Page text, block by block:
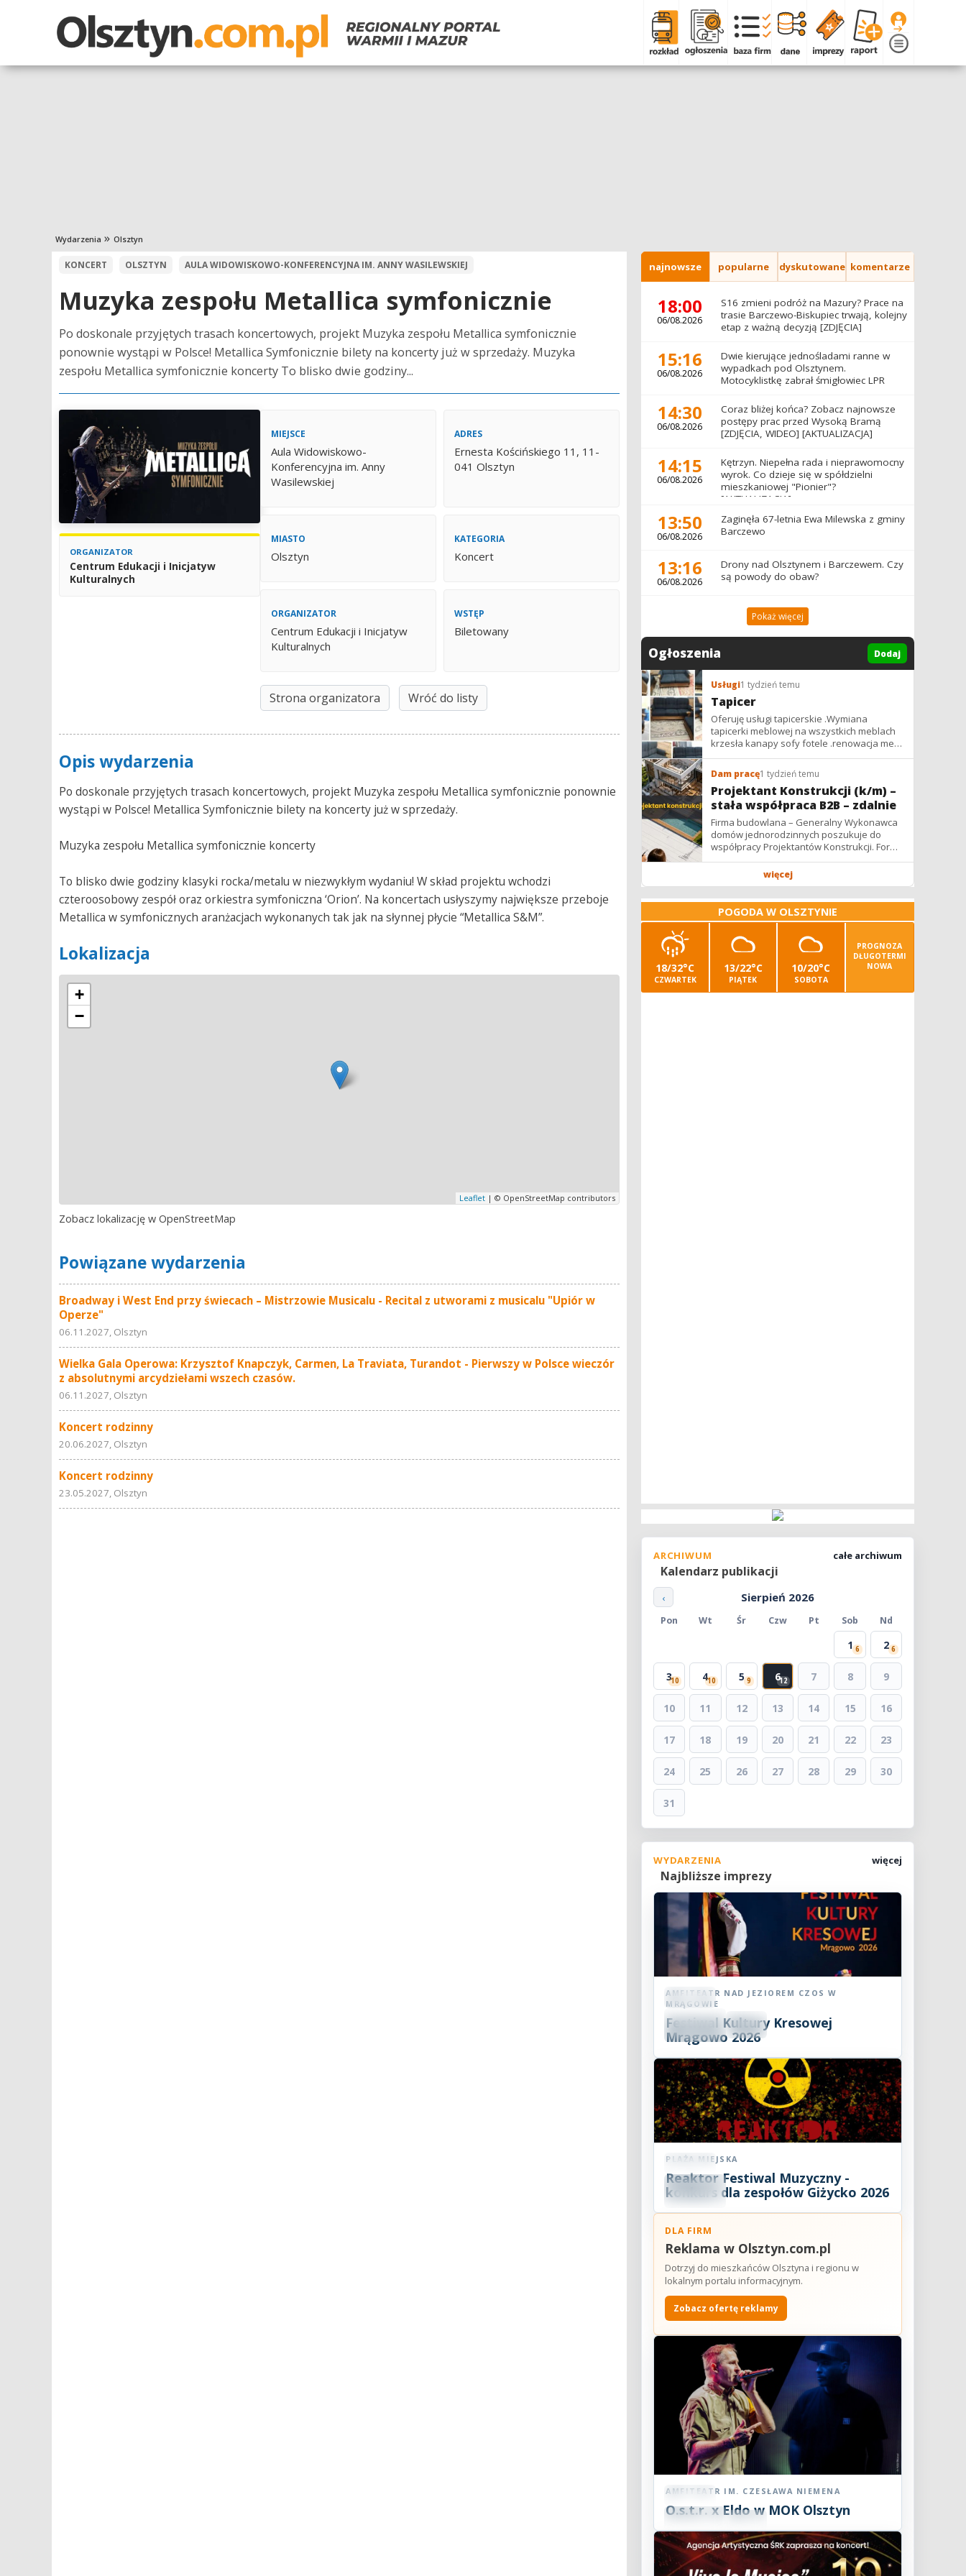
Wydarzenia Olsztyn
KONCERT OLSZTYN AULA WIDOWISKOWO-KONFERENCYJNA IM. ANNY WASILEWSKIEJ
Muzyka zespołu Metallica symfonicznie
Po doskonale przyjętych trasach koncertowych, projekt Muzyka zespołu Metallica symfonicznie
ponownie wystąpi w Polsce! Metallica Symfonicznie bilety na koncerty już w sprzedaży. Muzyka
zespołu Metallica symfonicznie koncerty To blisko dwie godziny...
ORGANIZATOR
Centrum Edukacji i Inicjatyw
Kulturalnych
MIEJSCE
Aula Widowiskowo-
Konferencyjna im. Anny
Wasilewskiej
ADRES
Ernesta Kościńskiego 11, 11-
041 Olsztyn
MIASTO
Olsztyn
KATEGORIA
Koncert
ORGANIZATOR
Centrum Edukacji i Inicjatyw
Kulturalnych
WSTĘP
Biletowany
Strona organizatora Wróć do listy
Opis wydarzenia
Po doskonale przyjętych trasach koncertowych, projekt Muzyka zespołu Metallica symfonicznie ponownie
wystąpi w Polsce! Metallica Symfonicznie bilety na koncerty już w sprzedaży.
Muzyka zespołu Metallica symfonicznie koncerty
To blisko dwie godziny klasyki rocka/metalu w niezwykłym wydaniu! W skład projektu wchodzi
czteroosobowy zespół oraz orkiestra symfoniczna ‘Orion’. Na koncertach usłyszymy największe przeboje
Metallica w symfonicznych aranżacjach wykonanych tak jak na słynnej płycie “Metallica S&M”.
Lokalizacja
+
−
Leaflet | © OpenStreetMap contributors
Zobacz lokalizację w OpenStreetMap
Powiązane wydarzenia
Broadway i West End przy świecach – Mistrzowie Musicalu - Recital z utworami z musicalu "Upiór w
Operze"
06.11.2027, Olsztyn
Wielka Gala Operowa: Krzysztof Knapczyk, Carmen, La Traviata, Turandot - Pierwszy w Polsce wieczór
z absolutnymi arcydziełami wszech czasów.
06.11.2027, Olsztyn
Koncert rodzinny
20.06.2027, Olsztyn
Koncert rodzinny
23.05.2027, Olsztyn
najnowsze popularne dyskutowane komentarze
18:00
06/08.2026
S16 zmieni podróż na Mazury? Prace na
trasie Barczewo-Biskupiec trwają, kolejny
etap z ważną decyzją [ZDJĘCIA]
15:16
06/08.2026
Dwie kierujące jednośladami ranne w
wypadkach pod Olsztynem.
Motocyklistkę zabrał śmigłowiec LPR
14:30
06/08.2026
Coraz bliżej końca? Zobacz najnowsze
postępy prac przed Wysoką Bramą
[ZDJĘCIA, WIDEO] [AKTUALIZACJA]
14:15
06/08.2026
Kętrzyn. Niepełna rada i nieprawomocny
wyrok. Co dzieje się w spółdzielni
mieszkaniowej "Pionier"?
[AKTUALIZACJA]
13:50
06/08.2026
Zaginęła 67-letnia Ewa Milewska z gminy
Barczewo
13:16
06/08.2026
Drony nad Olsztynem i Barczewem. Czy
są powody do obaw?
Pokaż więcej
Ogłoszenia Dodaj
Usługi1 tydzień temu
Tapicer
Oferuję usługi tapicerskie .Wymiana
tapicerki meblowej na wszystkich meblach
krzesła kanapy sofy fotele .renowacja mebli
vintage,PRL. glamur
Dam pracę1 tydzień temu
Projektant Konstrukcji (k/m) –
stała współpraca B2B – zdalnie
Firma budowlana – Generalny Wykonawca
domów jednorodzinnych poszukuje do
współpracy Projektantów Konstrukcji. Forma
współpracy: B2B / podwykonawstwo –
więcej
POGODA W OLSZTYNIE
18/32°C
CZWARTEK
13/22°C
PIĄTEK
10/20°C
SOBOTA
PROGNOZA
DŁUGOTERMI
NOWA
ARCHIWUM
Kalendarz publikacji
całe archiwum
‹ Sierpień 2026
Pon Wt Śr Czw Pt Sob Nd
1 6 2 6
310 410 5 9 612 7 8 9
10 11 12 13 14 15 16
17 18 19 20 21 22 23
24 25 26 27 28 29 30
31
WYDARZENIA
Najbliższe imprezy
więcej
06 SIE
2026 18:30
AMFITEATR NAD JEZIOREM CZOS W
MRĄGOWIE
Festiwal Kultury Kresowej
Mrągowo 2026
Koncert
07 2026
PLAŻA MIEJSKA
Reaktor Festiwal Muzyczny -
konkurs dla zespołów Giżycko 2026
DLA FIRM
Reklama w Olsztyn.com.pl
Dotrzyj do mieszkańców Olsztyna i regionu w
lokalnym portalu informacyjnym.
Zobacz ofertę reklamy
Koncert
07 2026
AMFITEATR IM. CZESŁAWA NIEMENA
O.s.t.r. x Eldo w MOK Olsztyn